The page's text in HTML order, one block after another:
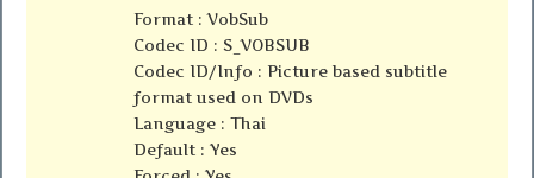
Format : VobSub
Codec ID : S_VOBSUB
Codec ID/Info : Picture based subtitle
format used on DVDs
Language : Thai
Default : Yes